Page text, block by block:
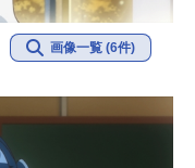
画像一覧 (6件)